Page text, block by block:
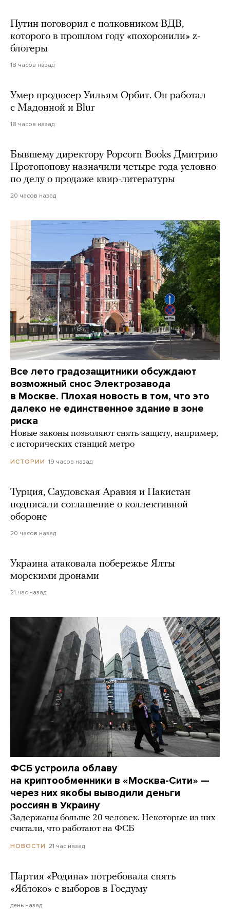
Путин поговорил с полковником ВДВ,
которого в прошлом году «похоронили» z-
блогеры
18 часов назад
Умер продюсер Уильям Орбит. Он работал
с Мадонной и Blur
18 часов назад
Бывшему директору Popcorn Books Дмитрию
Протопопову назначили четыре года условно
по делу о продаже квир-литературы
20 часов назад
Все лето градозащитники обсуждают
возможный снос Электрозавода
в Москве. Плохая новость в том, что это
далеко не единственное здание в зоне
риска
Новые законы позволяют снять защиту, например,
с исторических станций метро
ИСТОРИИ 19 часов назад
Турция, Саудовская Аравия и Пакистан
подписали соглашение о коллективной
обороне
20 часов назад
Украина атаковала побережье Ялты
морскими дронами
21 час назад
ФСБ устроила облаву
на криптообменники в «Москва-Сити» —
через них якобы выводили деньги
россиян в Украину
Задержаны больше 20 человек. Некоторые из них
считали, что работают на ФСБ
НОВОСТИ 21 час назад
Партия «Родина» потребовала снять
«Яблоко» с выборов в Госдуму
день назад